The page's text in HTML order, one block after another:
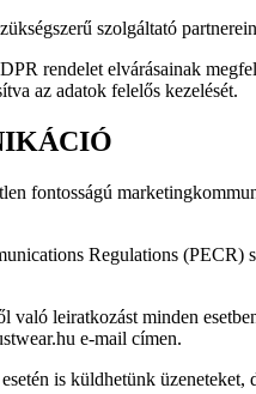
szolgáltató
rendelet elvárásainak
az adatok felelős kezelését.
fontosságú
Regulations (PECR)
való leiratkozást minden
e-mail címen.
is küldhetünk üzeneteket,